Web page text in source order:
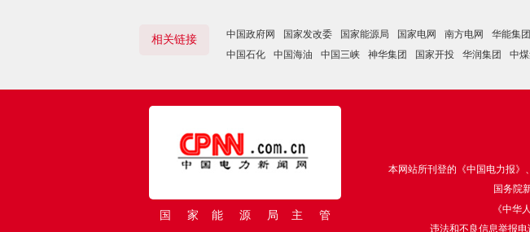
相关链接 中国政府网 国家发改委 国家能源局 国家电网 南方电网 华能集团
中国石化
中国海油 中国三峡 神华集团 国家开投 华润集团 中
国 家 能 源 局 主 管
本网站所刊登的《中国电力报》
国务院
《中华
违法和不良信息举报电